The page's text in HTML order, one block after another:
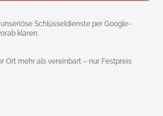
Schlüsseldienste per Google-
klären.
Ort mehr als vereinbart – nur Festpreis